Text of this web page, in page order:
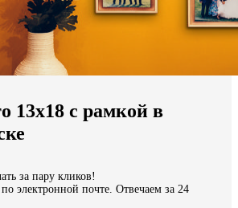
миру
13х18 с рамкой в
за пару кликов!
электронной почте. Отвечаем за 24